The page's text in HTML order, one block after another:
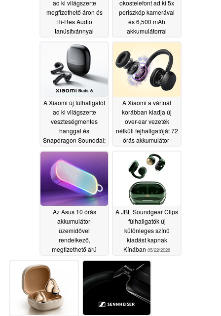
ad ki világszerte
megfizethető áron és
Hi-Res Audio
tanúsítvánnyal
okostelefont ad ki 5x
periszkóp kamerával
és 6,500 mAh
akkumulátorral
05/28/2026
A Xiaomi új fülhallgatót
ad ki világszerte
veszteségmentes
hanggal és
Snapdragon Sounddal;
Európában
megerősített olcsóbb
árképzéssel05/28/2026
A Xiaomi a vártnál
korábban kiadja új
over-ear vezeték
nélküli fejhallgatóját 72
órás akkumulátor-
Az Asus 10 órás
akkumulátor-
üzemidővel
rendelkező,
megfizethető árú
vízálló hangszórót dob
A JBL Soundgear Clips
fülhallgatók új
különleges színű
kiadást kapnak
Kínában 05/22/2026